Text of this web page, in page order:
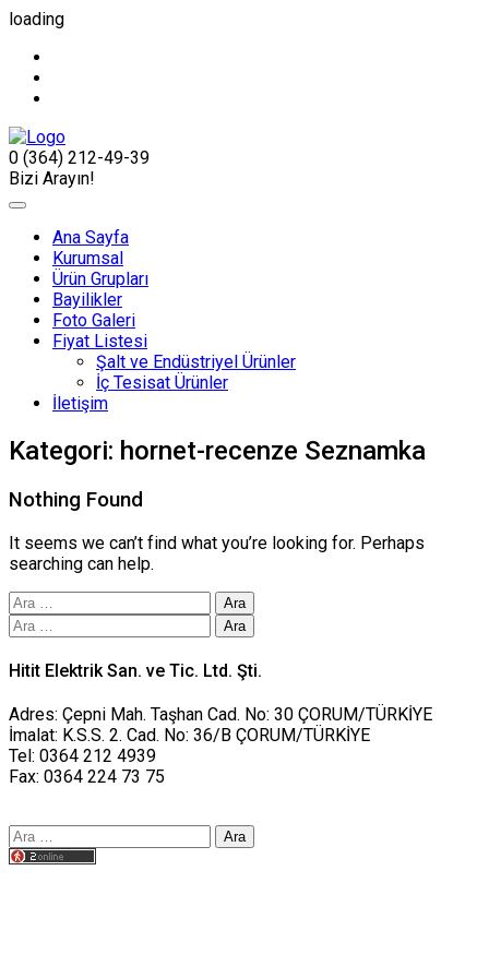
loading
0 (364) 212-49-39
Bizi Arayın!
Ana Sayfa
Kurumsal
Ürün Grupları
Bayilikler
Foto Galeri
Fiyat Listesi
Şalt ve Endüstriyel Ürünler
İç Tesisat Ürünler
İletişim
Kategori: hornet-recenze Seznamka
Nothing Found
It seems we can’t find what you’re looking for. Perhaps
searching can help.
Arama:
Arama:
Hitit Elektrik San. ve Tic. Ltd. Şti.
Adres: Çepni Mah. Taşhan Cad. No: 30 ÇORUM/TÜRKİYE
İmalat: K.S.S. 2. Cad. No: 36/B ÇORUM/TÜRKİYE
Tel: 0364 212 4939
Fax: 0364 224 73 75
Arama: